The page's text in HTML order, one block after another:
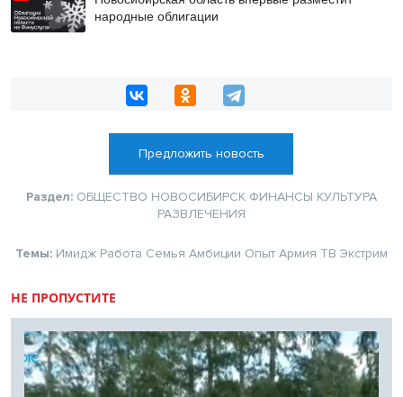
народные облигации
Предложить новость
Раздел: ОБЩЕСТВО НОВОСИБИРСК ФИНАНСЫ КУЛЬТУРА
РАЗВЛЕЧЕНИЯ
Темы: Имидж Работа Семья Амбиции Опыт Армия ТВ Экстрим
НЕ ПРОПУСТИТЕ